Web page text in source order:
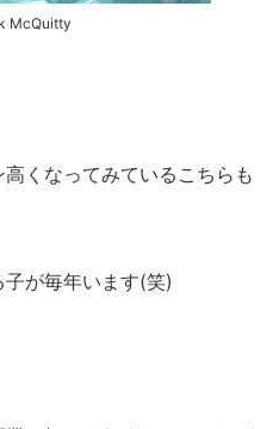
McQuitty
くなってみているこちらも
が毎年います(笑)